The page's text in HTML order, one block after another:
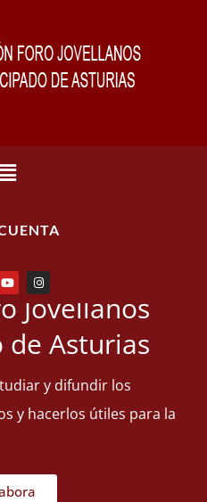
Jovellanos
de Asturias
y difundir los
y hacerlos útiles para la